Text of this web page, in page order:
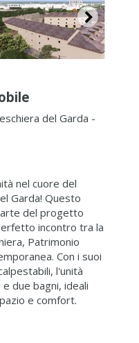
del Garda -
nel cuore del
Garda! Questo
del progetto
incontro tra la
Patrimonio
Con i suoi
l'unità
due bagni, ideali
e comfort.